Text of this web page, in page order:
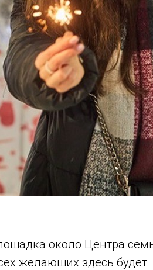
около Центра
желающих здесь будет